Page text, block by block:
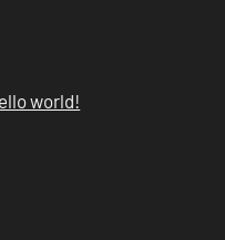
world!